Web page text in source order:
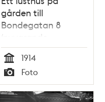
gården till
Bondegatan 8
(nuvarande
Bondegatan 18-22).
Tid
1914
Typ
Foto